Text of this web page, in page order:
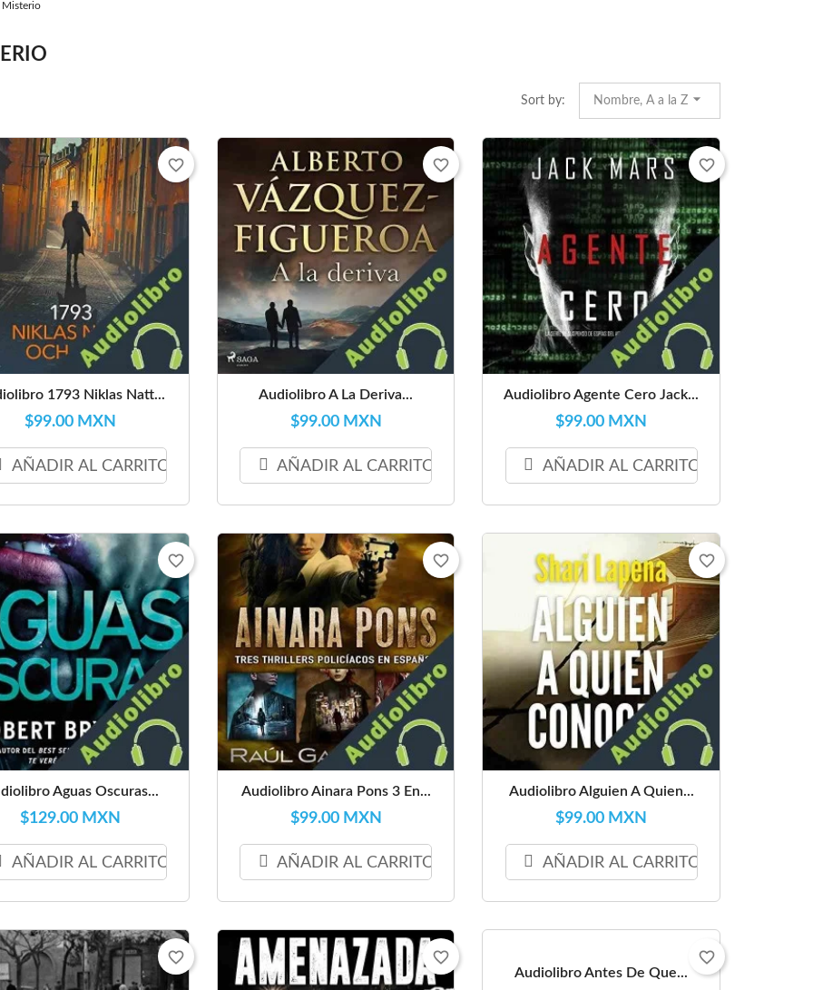
Misterio
Sort by: Nombre, A a la Z
1793 Niklas Natt...
$99.00 MXN
AÑADIR AL CARRITO
favorite_border
Audiolibro A La Deriva...
$99.00 MXN
AÑADIR AL CARRITO
favorite_border
Audiolibro Agente Cero Jack...
$99.00 MXN
AÑADIR AL CARRITO
favorite_border
Aguas Oscuras...
$129.00 MXN
AÑADIR AL CARRITO
favorite_border
Audiolibro Ainara Pons 3 En...
$99.00 MXN
AÑADIR AL CARRITO
favorite_border
Audiolibro Alguien A Quien...
$99.00 MXN
AÑADIR AL CARRITO
favorite_border
favorite_border favorite_border
Audiolibro Antes De Que...
favorite_border